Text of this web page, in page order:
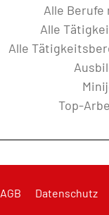
Alle Berufe
Alle
Alle
Top-
AGB Datenschutz